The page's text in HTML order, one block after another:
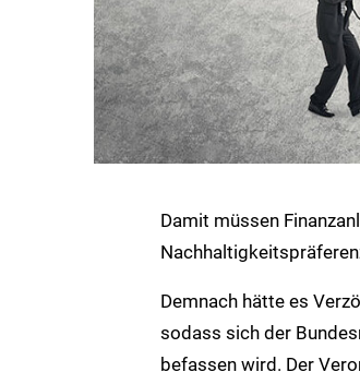
Damit müssen
Demnach hätte es
sodass sich der
befassen wird. Der